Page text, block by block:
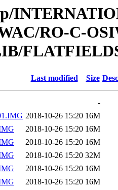
RO-C-
Last modified Size
-
2018-10-26 15:20 16M
2018-10-26 15:20 16M
2018-10-26 15:20 16M
2018-10-26 15:20 32M
2018-10-26 15:20 16M
2018-10-26 15:20 16M